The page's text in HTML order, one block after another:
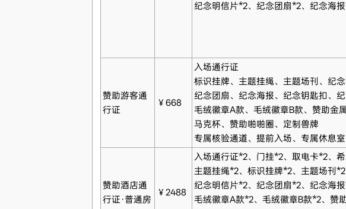
纪念明信片*2、纪念团扇*2、纪念海
赞助游客通
行证
￥668
入场通行证
标识挂牌、主题挂绳、主题场刊、纪
纪念团扇、纪念海报、纪念钥匙扣、
毛绒徽章A款、毛绒徽章B款、赞助金
马克杯、赞助啪啪圈、定制兽牌
专属核验通道、提前入场、专属休息
赞助酒店通
行证·普通房
￥2488
入场通行证*2、门挂*2、取电卡*2、
主题挂绳*2、标识挂牌*2、主题场刊
纪念明信片*2、纪念团扇*2、纪念海
毛绒徽章A款*2、毛绒徽章B款*2、赞